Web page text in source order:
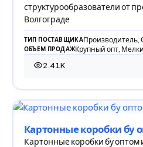
структурообразователи от
Волгограде
ТИП ПОСТАВЩИКАПроизводитель,
ОБЪЕМ ПРОДАЖКрупный опт,
2.41K
2 405 просмотров
Картонные коробки бу
Картонные коробки бу оптом